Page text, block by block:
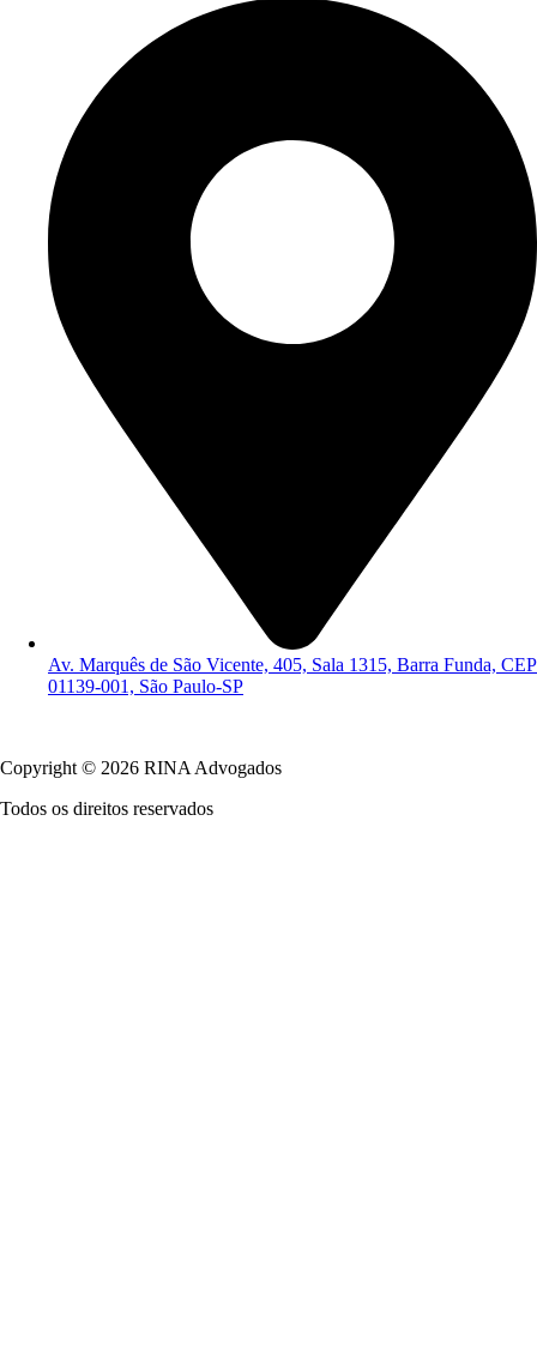
Av. Marquês de São Vicente, 405, Sala 1315, Barra Funda, CEP
01139-001, São Paulo-SP
Copyright © 2026 RINA Advogados
Todos os direitos reservados